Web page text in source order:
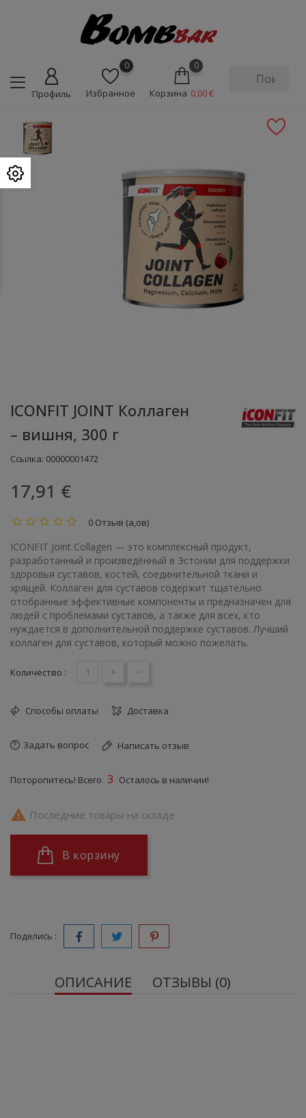
Профиль
0
Избранное
0
Корзина 0,00 €
ICONFIT JOINT Коллаген
– вишня, 300 г
Ссылка: 00000001472
17,91 €
0 Отзыв (а,ов)
ICONFIT Joint Collagen — это комплексный продукт,
разработанный и произведённый в Эстонии для поддержки
здоровья суставов, костей, соединительной ткани и
хрящей. Коллаген для суставов содержит тщательно
отобранные эффективные компоненты и предназначен для
людей с проблемами суставов, а также для всех, кто
нуждается в дополнительной поддержке суставов. Лучший
коллаген для суставов, который можно пожелать.
Количество : + -
Способы оплаты Доставка
Задать вопрос Написать отзыв
Поторопитесь! Всего 3 Осталось в наличии!
 Последние товары на складе
В корзину
Поделись :
ОПИСАНИЕ ОТЗЫВЫ (0)